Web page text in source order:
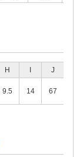
H I J
9.5 14 67